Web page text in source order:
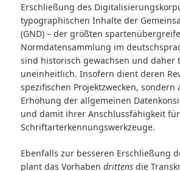
Erschließung des
typographischen Inhalte der
(GND) – der größten
Normdatensammlung im
sind historisch gewachsen und daher
uneinheitlich. Insofern dient deren
spezifischen Projektzwecken, sondern
Erhöhung der allgemeinen
und damit ihrer Anschlussfähigkeit
Schriftarterkennungswerkzeuge.
Ebenfalls zur besseren Erschließung
plant das Vorhaben drittensdie